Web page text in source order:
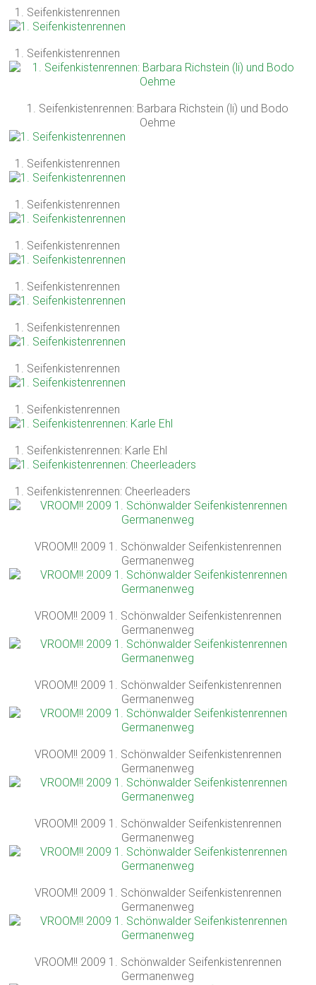
1. Seifenkistenrennen
1. Seifenkistenrennen
1. Seifenkistenrennen: Barbara Richstein (li) und Bodo
Oehme
1. Seifenkistenrennen
1. Seifenkistenrennen
1. Seifenkistenrennen
1. Seifenkistenrennen
1. Seifenkistenrennen
1. Seifenkistenrennen
1. Seifenkistenrennen
1. Seifenkistenrennen: Karle Ehl
1. Seifenkistenrennen: Cheerleaders
VROOM!! 2009 1. Schönwalder Seifenkistenrennen
Germanenweg
VROOM!! 2009 1. Schönwalder Seifenkistenrennen
Germanenweg
VROOM!! 2009 1. Schönwalder Seifenkistenrennen
Germanenweg
VROOM!! 2009 1. Schönwalder Seifenkistenrennen
Germanenweg
VROOM!! 2009 1. Schönwalder Seifenkistenrennen
Germanenweg
VROOM!! 2009 1. Schönwalder Seifenkistenrennen
Germanenweg
VROOM!! 2009 1. Schönwalder Seifenkistenrennen
Germanenweg